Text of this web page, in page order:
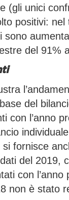
(gli unici
positivi:
sono
del 91%
del
con l’anno
fornisce
del 2019,
con l’anno
non è stato